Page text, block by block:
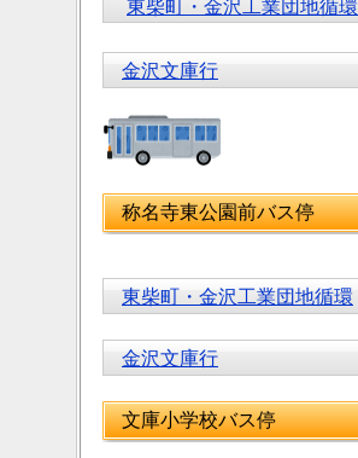
東柴町・金沢工業団地循環
金沢文庫行
称名寺東公園前バス停
東柴町・金沢工業団地循環
金沢文庫行
文庫小学校バス停